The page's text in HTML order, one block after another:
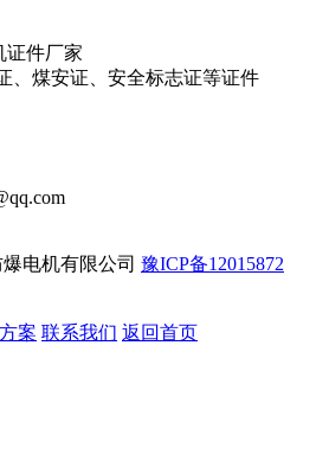
证件厂家
、煤安证、安全标志证等证件
电机有限公司 豫ICP备12015872
案 联系我们 返回首页